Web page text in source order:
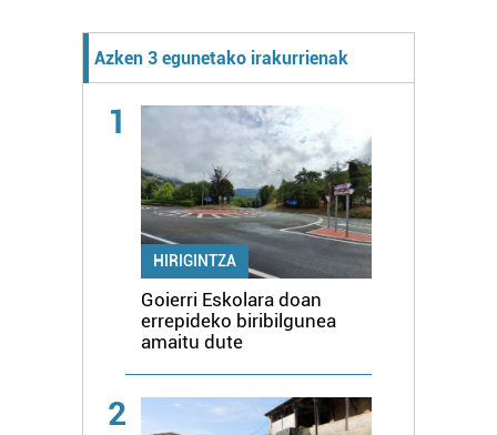
Azken 3 egunetako irakurrienak
1
HIRIGINTZA
Goierri Eskolara doan
errepideko biribilgunea
amaitu dute
2